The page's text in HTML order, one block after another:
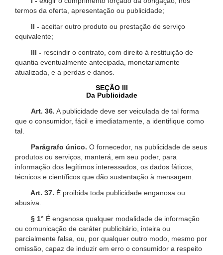
termos da oferta, apresentação ou publicidade;
II - aceitar outro produto ou prestação de serviço
equivalente;
III - rescindir o contrato, com direito à restituição de
quantia eventualmente antecipada, monetariamente
atualizada, e a perdas e danos.
SEÇÃO III
Da Publicidade
Art. 36. A publicidade deve ser veiculada de tal forma
que o consumidor, fácil e imediatamente, a identifique como
tal.
Parágrafo único. O fornecedor, na publicidade de seus
produtos ou serviços, manterá, em seu poder, para
informação dos legítimos interessados, os dados fáticos,
técnicos e científicos que dão sustentação à mensagem.
Art. 37. É proibida toda publicidade enganosa ou
abusiva.
§ 1° É enganosa qualquer modalidade de informação
ou comunicação de caráter publicitário, inteira ou
parcialmente falsa, ou, por qualquer outro modo, mesmo por
omissão, capaz de induzir em erro o consumidor a respeito